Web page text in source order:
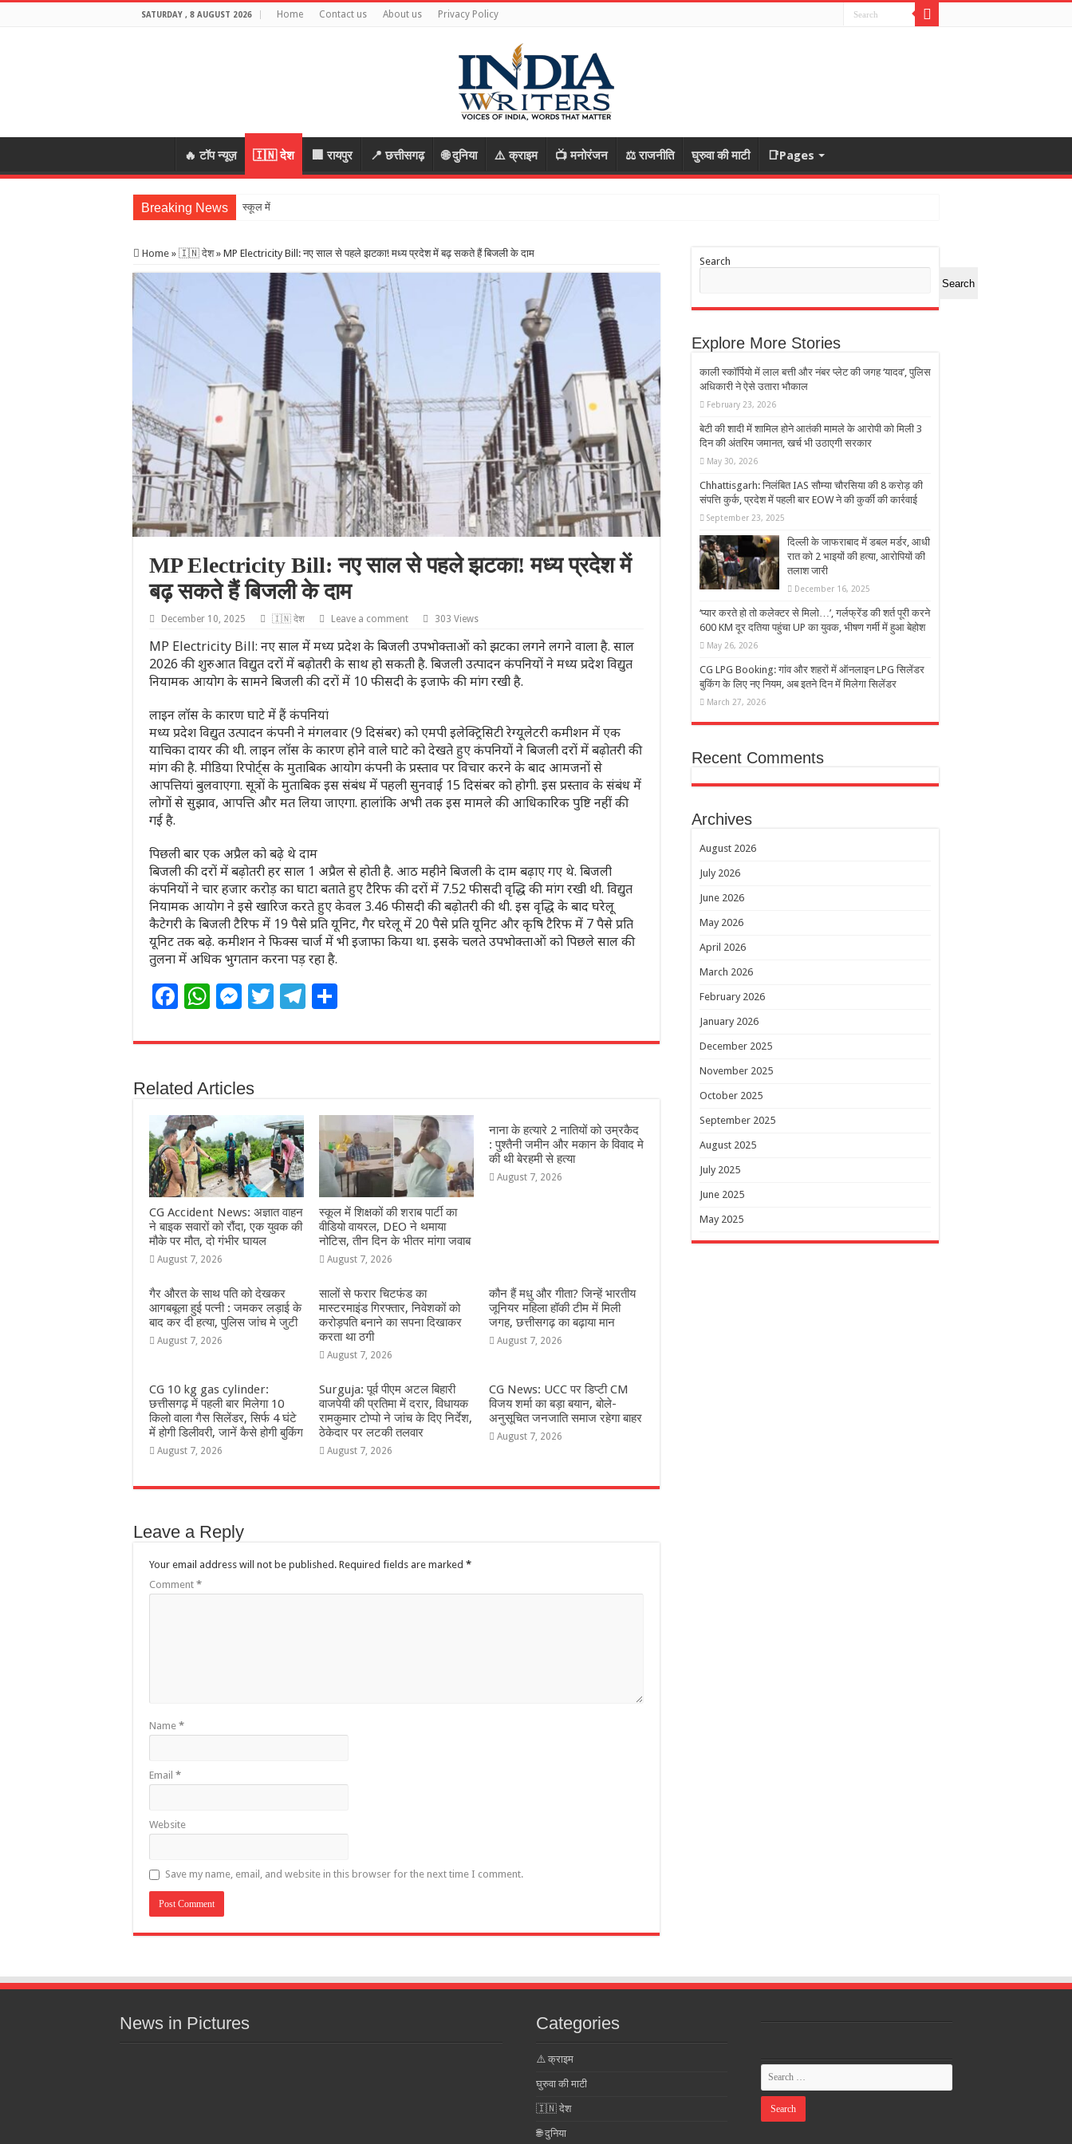
SATURDAY , 8 AUGUST 2026 Home Contact us About us Privacy Policy
🔥 टॉप न्यूज़ 🇮🇳 देश 🏢 रायपुर 📍 छत्तीसगढ़ 🌐 दुनिया ⚠️ क्राइम 📺 मनोरंजन ⚖️ राजनीति घुरुवा की माटी 📑Pages
Breaking News स्कूल में शिक्षकों की शराब प
Home » 🇮🇳 देश » MP Electricity Bill: नए साल से पहले झटका! मध्य प्रदेश में बढ़ सकते हैं बिजली के दाम
MP Electricity Bill: नए साल से पहले झटका! मध्य प्रदेश में
बढ़ सकते हैं बिजली के दाम
December 10, 2025 🇮🇳 देश Leave a comment 303 Views
MP Electricity Bill: नए साल में मध्य प्रदेश के बिजली उपभोक्ताओं को झटका लगने लगने वाला है. साल
2026 की शुरुआत विद्युत दरों में बढ़ोतरी के साथ हो सकती है. बिजली उत्पादन कंपनियों ने मध्य प्रदेश विद्युत
नियामक आयोग के सामने बिजली की दरों में 10 फीसदी के इजाफे की मांग रखी है.
लाइन लॉस के कारण घाटे में हैं कंपनियां
मध्य प्रदेश विद्युत उत्पादन कंपनी ने मंगलवार (9 दिसंबर) को एमपी इलेक्ट्रिसिटी रेग्यूलेटरी कमीशन में एक
याचिका दायर की थी. लाइन लॉस के कारण होने वाले घाटे को देखते हुए कंपनियों ने बिजली दरों में बढ़ोतरी की
मांग की है. मीडिया रिपोर्ट्स के मुताबिक आयोग कंपनी के प्रस्ताव पर विचार करने के बाद आमजनों से
आपत्तियां बुलवाएगा. सूत्रों के मुताबिक इस संबंध में पहली सुनवाई 15 दिसंबर को होगी. इस प्रस्ताव के संबंध में
लोगों से सुझाव, आपत्ति और मत लिया जाएगा. हालांकि अभी तक इस मामले की आधिकारिक पुष्टि नहीं की
गई है.
पिछली बार एक अप्रैल को बढ़े थे दाम
बिजली की दरों में बढ़ोतरी हर साल 1 अप्रैल से होती है. आठ महीने बिजली के दाम बढ़ाए गए थे. बिजली
कंपनियों ने चार हजार करोड़ का घाटा बताते हुए टैरिफ की दरों में 7.52 फीसदी वृद्धि की मांग रखी थी. विद्युत
नियामक आयोग ने इसे खारिज करते हुए केवल 3.46 फीसदी की बढ़ोतरी की थी. इस वृद्धि के बाद घरेलू
कैटेगरी के बिजली टैरिफ में 19 पैसे प्रति यूनिट, गैर घरेलू में 20 पैसे प्रति यूनिट और कृषि टैरिफ में 7 पैसे प्रति
यूनिट तक बढ़े. कमीशन ने फिक्स चार्ज में भी इजाफा किया था. इसके चलते उपभोक्ताओं को पिछले साल की
तुलना में अधिक भुगतान करना पड़ रहा है.
F
c
e
b
o
o
k
W
at
s
A
p
p
M
ss
n
g
e
r
T
itt
T
e
m
ar
Related Articles
CG Accident News: अज्ञात वाहन
ने बाइक सवारों को रौंदा, एक युवक की
मौके पर मौत, दो गंभीर घायल
August 7, 2026
स्कूल में शिक्षकों की शराब पार्टी का
वीडियो वायरल, DEO ने थमाया
नोटिस, तीन दिन के भीतर मांगा जवाब
August 7, 2026
नाना के हत्यारे 2 नातियों को उम्रकैद
: पुश्तैनी जमीन और मकान के विवाद मे
की थी बेरहमी से हत्या
August 7, 2026
गैर औरत के साथ पति को देखकर
आगबबूला हुई पत्नी : जमकर लड़ाई के
बाद कर दी हत्या, पुलिस जांच मे जुटी
August 7, 2026
सालों से फरार चिटफंड का
मास्टरमाइंड गिरफ्तार, निवेशकों को
करोड़पति बनाने का सपना दिखाकर
करता था ठगी
August 7, 2026
कौन हैं मधु और गीता? जिन्हें भारतीय
जूनियर महिला हॉकी टीम में मिली
जगह, छत्तीसगढ़ का बढ़ाया मान
August 7, 2026
CG 10 kg gas cylinder:
छत्तीसगढ़ में पहली बार मिलेगा 10
किलो वाला गैस सिलेंडर, सिर्फ 4 घंटे
में होगी डिलीवरी, जानें कैसे होगी बुकिंग
August 7, 2026
Surguja: पूर्व पीएम अटल बिहारी
वाजपेयी की प्रतिमा में दरार, विधायक
रामकुमार टोप्पो ने जांच के दिए निर्देश,
ठेकेदार पर लटकी तलवार
August 7, 2026
CG News: UCC पर डिप्टी CM
विजय शर्मा का बड़ा बयान, बोले-
अनुसूचित जनजाति समाज रहेगा बाहर
August 7, 2026
Leave a Reply
Your email address will not be published. Required fields are marked *
Comment *
Name *
Email *
Website
Save my name, email, and website in this browser for the next time I comment.
Search
Search
Explore More Stories
काली स्कॉर्पियो में लाल बत्ती और नंबर प्लेट की जगह ‘यादव’, पुलिस
अधिकारी ने ऐसे उतारा भौकाल
February 23, 2026
बेटी की शादी में शामिल होने आतंकी मामले के आरोपी को मिली 3
दिन की अंतरिम जमानत, खर्च भी उठाएगी सरकार
May 30, 2026
Chhattisgarh: निलंबित IAS सौम्या चौरसिया की 8 करोड़ की
संपत्ति कुर्क, प्रदेश में पहली बार EOW ने की कुर्की की कार्रवाई
September 23, 2025
दिल्ली के जाफराबाद में डबल मर्डर, आधी
रात को 2 भाइयों की हत्या, आरोपियों की
तलाश जारी
December 16, 2025
‘प्यार करते हो तो कलेक्टर से मिलो…’, गर्लफ्रेंड की शर्त पूरी करने
600 KM दूर दतिया पहुंचा UP का युवक, भीषण गर्मी में हुआ बेहोश
May 26, 2026
CG LPG Booking: गांव और शहरों में ऑनलाइन LPG सिलेंडर
बुकिंग के लिए नए नियम, अब इतने दिन में मिलेगा सिलेंडर
March 27, 2026
Recent Comments
Archives
August 2026
July 2026
June 2026
May 2026
April 2026
March 2026
February 2026
January 2026
December 2025
November 2025
October 2025
September 2025
August 2025
July 2025
June 2025
May 2025
News in Pictures Categories
⚠️ क्राइम
घुरुवा की माटी
🇮🇳 देश
🌐 दुनिया